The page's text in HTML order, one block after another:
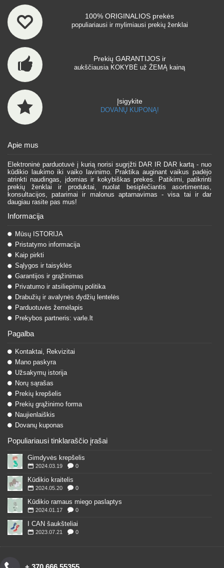
100% ORIGINALIOS prekės
populiariausi ir mylimiausi prekių ženklai
Prekių GARANTIJOS ir
aukščiausia KOKYBĖ už ŽEMĄ kainą
Įsigykite
DOVANŲ KUPONĄ!
Apie mus
Elektroninė parduotuvė į kurią norisi sugrįžti DAR IR DAR kartą - nuo
kūdikio laukimo iki vaiko lavinimo. Praktika auginant vaikus padėjo
atrinkti naudingas, įdomias ir kokybiškas prekes. Patikimi, patikrinti
prekių ženklai ir produktai, nuolat besiplečiantis asortimentas,
konsultacijos, patarimai ir malonus aptarnavimas - visa tai ir dar
daugiau rasite pas mus!
Informacija
Mūsų ISTORIJA
Pristatymo informacija
Kaip pirkti
Sąlygos ir taisyklės
Garantijos ir grąžinimas
Privatumo ir atsiliepimų politika
Drabužių ir avalynės dydžių lentelės
Parduotuvės žemėlapis
Prekybos partneris: varle.lt
Pagalba
Kontaktai, Rekvizitai
Mano paskyra
Užsakymų istorija
Norų sąrašas
Prekių krepšelis
Prekių grąžinimo forma
Naujienlaiškis
Dovanų kuponas
Populiariausi tinklaraščio įrašai
Gimdyvės krepšelis
2024.03.19 0
Kūdikio kraitelis
2024.05.20 0
Kūdikio ramaus miego paslaptys
2024.01.17 0
I CAN šaukšteliai
2023.07.21 0